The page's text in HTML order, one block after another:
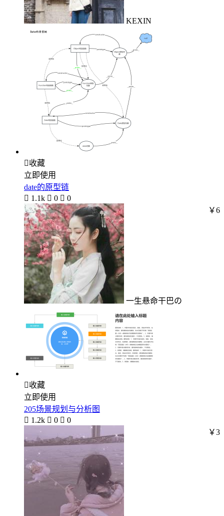
KEXIN
收藏
立即使用
date的原型链
 1.1k  0  0
一生悬命干巴の
￥6
收藏
立即使用
205场景规划与分析图
 1.2k  0  0
￥3